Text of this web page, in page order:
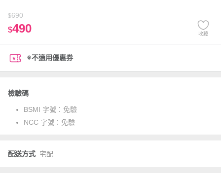
$690
$490 收藏
※不適用優惠券
檢驗碼
BSMI 字號： 免驗
NCC 字號： 免驗
配送方式 宅配